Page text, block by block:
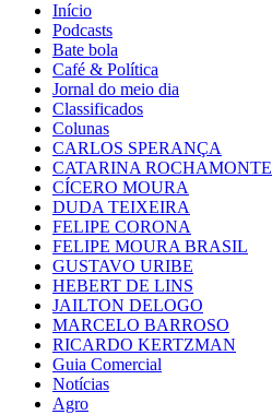
Início
Podcasts
Bate bola
Café & Política
Jornal do meio dia
Classificados
Colunas
CARLOS SPERANÇA
CATARINA ROCHAMONTE
CÍCERO MOURA
DUDA TEIXEIRA
FELIPE CORONA
FELIPE MOURA BRASIL
GUSTAVO URIBE
HEBERT DE LINS
JAILTON DELOGO
MARCELO BARROSO
RICARDO KERTZMAN
Guia Comercial
Notícias
Agro